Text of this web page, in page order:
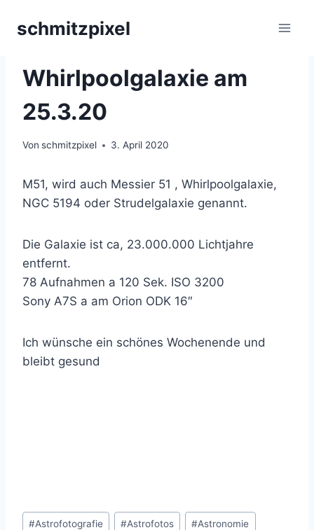
Inhaltschmitzpixel
Whirlpoolgalaxie am
25.3.20
Von schmitzpixel 3. April 2020
M51, wird auch Messier 51 , Whirlpoolgalaxie,
NGC 5194 oder Strudelgalaxie genannt.
Die Galaxie ist ca, 23.000.000 Lichtjahre
entfernt.
78 Aufnahmen a 120 Sek. ISO 3200
Sony A7S a am Orion ODK 16″
Ich wünsche ein schönes Wochenende und
bleibt gesund
Schlagworte:
#Astrofotografie #Astrofotos #Astronomie